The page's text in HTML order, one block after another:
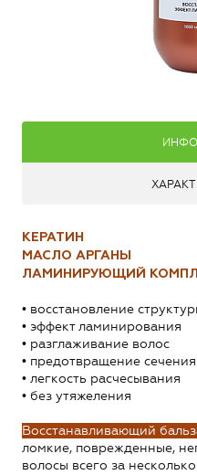
КЕРАТИН
МАСЛО АРГАНЫ
ЛАМИНИРУЮЩИЙ
• восстановление
• эффект ламинирования
• разглаживание волос
• предотвращение
• легкость расчесывания
• без утяжеления
Восстанавливающий
ломкие, поврежденные,
волосы всего за